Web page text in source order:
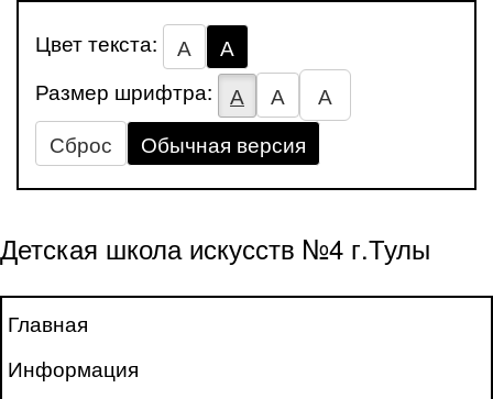
Цвет текста: А
А
Размер шрифтра:
А А
А
Сброс
Обычная версия
Детская школа искусств №4 г.Тулы
Главная
Информация